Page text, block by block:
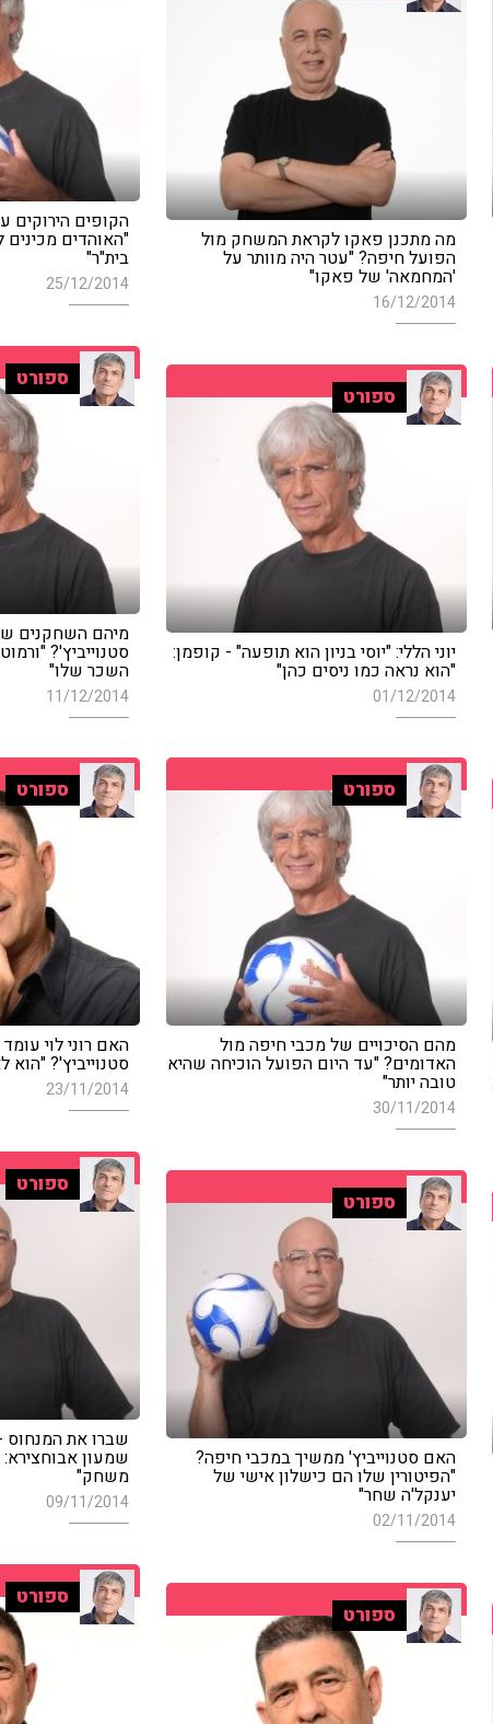
הקופים הירוקים
"האוהדים
בית"ר"
25/12/2014
מה מתכנן פאקו לקראת המשחק מול
הפועל חיפה? "עטר היה מוותר על
'המחמאה' של פאקו"
16/12/2014
ספורט
מיהם השחקנים
סטנוייביץ'?
השכר שלו"
11/12/2014
ספורט
יוני הללי: "יוסי בניון הוא תופעה" - קופמן:
"הוא נראה כמו ניסים כהן"
01/12/2014
ספורט
מהם הסיכויים של מכבי חיפה מול
האדומים? "עד היום הפועל הוכיחה שהיא
טובה יותר"
30/11/2014
ספורט
האם רוני לוי
סטנוייביץ'? "הוא
23/11/2014
ספורט
שברו את
שמעון
משחק"
09/11/2014
ספורט
האם סטנוייביץ' ממשיך במכבי חיפה?
"הפיטורין שלו הם כישלון אישי של
יענקל'ה שחר"
02/11/2014
ספורט
ספורט